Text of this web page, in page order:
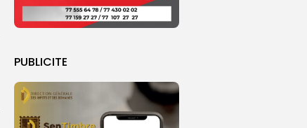
PUBLICITE